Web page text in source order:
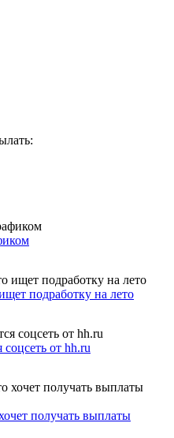
подработку на лето
соцсеть от hh.ru
получать выплаты